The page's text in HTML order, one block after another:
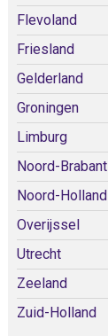
Flevoland
Friesland
Gelderland
Groningen
Limburg
Noord-Brabant
Noord-Holland
Overijssel
Utrecht
Zeeland
Zuid-Holland